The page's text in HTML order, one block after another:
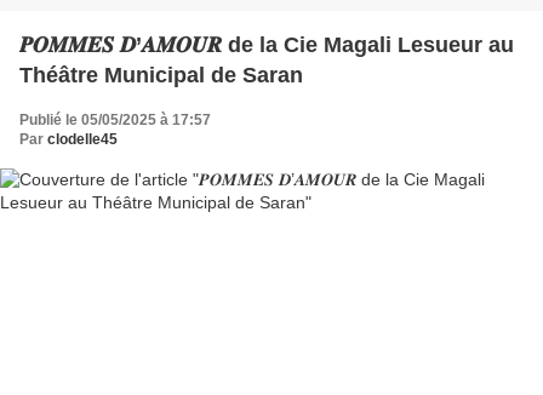
𝑷𝑶𝑴𝑴𝑬𝑺 𝑫’𝑨𝑴𝑶𝑼𝑹 de la Cie Magali Lesueur au
Théâtre Municipal de Saran
Publié le 05/05/2025 à 17:57
Par clodelle45